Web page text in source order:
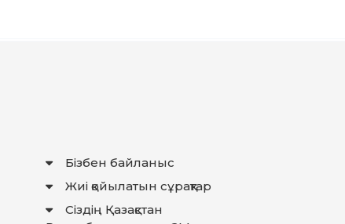
Бізбен байланыс
Жиі қойылатын сұрақтар
Сіздің Қазақстан